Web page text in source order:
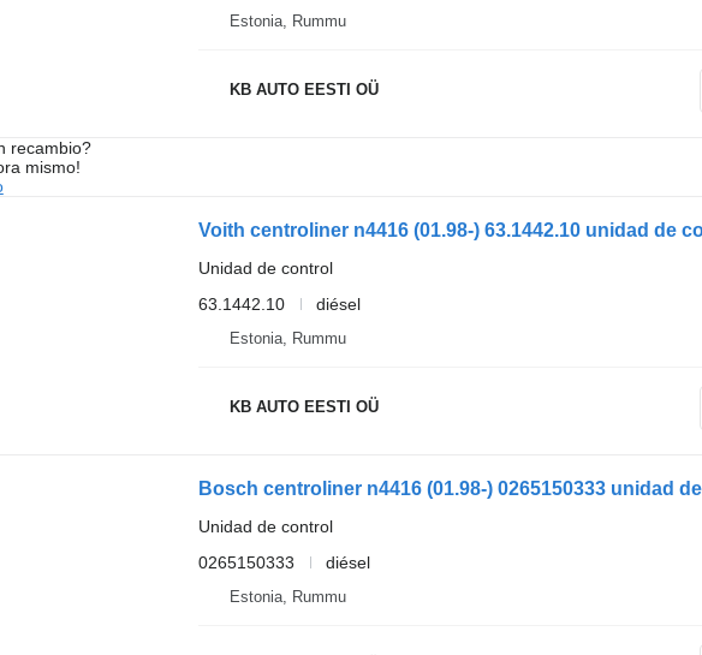
Estonia, Rummu
KB AUTO EESTI OÜ
recambio?
mismo!
Unidad de control
63.1442.10
diésel
Estonia, Rummu
KB AUTO EESTI OÜ
Unidad de control
0265150333
diésel
Estonia, Rummu